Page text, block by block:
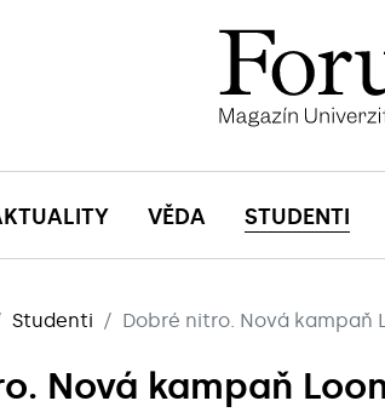
VĚDA STUDENTI
Studenti Dobré nitro. Nová kampaň
Nová kampaň